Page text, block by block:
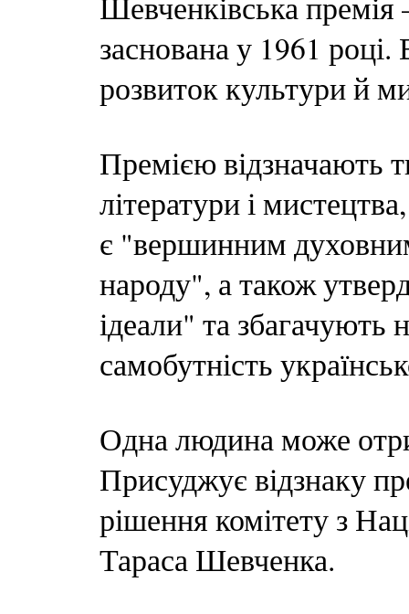
заснована у 1961
розвиток культури й
Премією відзначають
літератури і
є "вершинним
народу", а також
ідеали" та збагачують
самобутність
Одна людина може
Присуджує відзнаку
рішення комітету з
Тараса Шевченка.